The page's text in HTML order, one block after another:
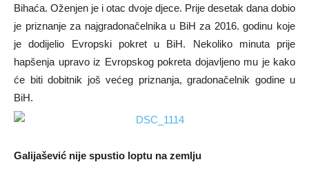
Bihaća. Oženjen je i otac dvoje djece. Prije desetak dana dobio
je priznanje za najgradonačelnika u BiH za 2016. godinu koje
je dodijelio Evropski pokret u BiH. Nekoliko minuta prije
hapšenja upravo iz Evropskog pokreta dojavljeno mu je kako
će biti dobitnik još većeg priznanja, gradonačelnik godine u
BiH.
Galijašević nije spustio loptu na zemlju